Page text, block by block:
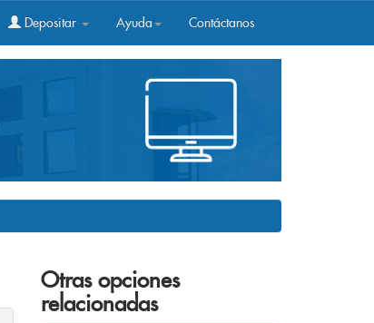
Depositar Ayuda Contáctanos
Otras opciones
relacionadas